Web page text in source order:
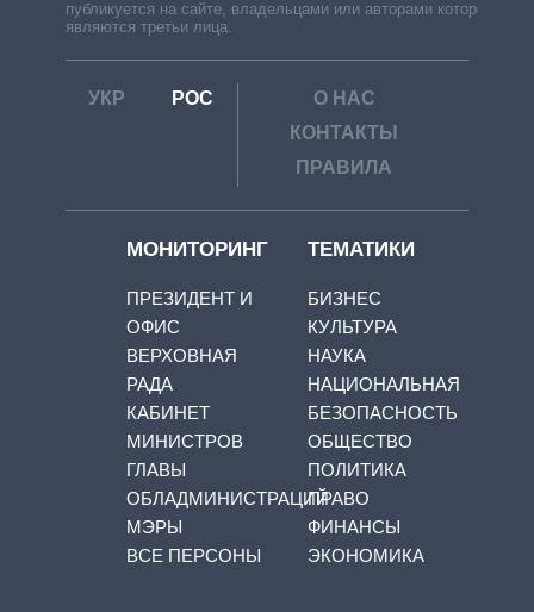
публикуется на сайте, владельцами или авторами которой
являются третьи лица.
УКР РОС
О НАС
КОНТАКТЫ
ПРАВИЛА
МОНИТОРИНГ
ПРЕЗИДЕНТ И
ОФИС
ВЕРХОВНАЯ
РАДА
КАБИНЕТ
МИНИСТРОВ
ГЛАВЫ
ОБЛАДМИНИСТРАЦИЙ
МЭРЫ
ВСЕ ПЕРСОНЫ
ТЕМАТИКИ
БИЗНЕС
КУЛЬТУРА
НАУКА
НАЦИОНАЛЬНАЯ
БЕЗОПАСНОСТЬ
ОБЩЕСТВО
ПОЛИТИКА
ПРАВО
ФИНАНСЫ
ЭКОНОМИКА